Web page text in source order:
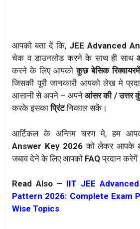
आपको बता दें कि, JEE Advanced
चेक व डाउनलोड करने के साथ ही साथ
करने के लिए आपको कुछ बेसिक
जिसकी पूरी जानकारी आपको लेख मे
आसानी से अपने – अपने आंसर की / उत्तर
करके इसकाप्रिंटनिकाल सकें।
आर्टिकल के अन्तिम चरण मे, हम
Answer Key 2026 को लेकर आपके
जबाव देने के लिए आपको FAQप्रदान
Read Also – IIT JEE
Pattern 2026: Complete Exam
Wise Topics